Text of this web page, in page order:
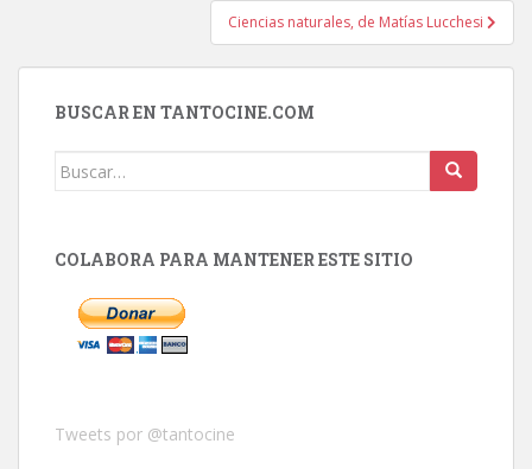
Ciencias naturales, de Matías Lucchesi
BUSCAR EN TANTOCINE.COM
Buscar:
COLABORA PARA MANTENER ESTE SITIO
Tweets por @tantocine